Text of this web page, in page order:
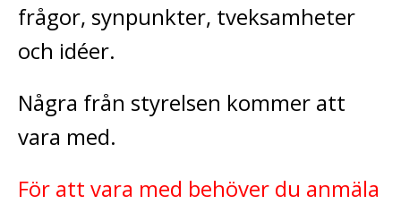
frågor, synpunkter, tveksamheter
och idéer.
Några från styrelsen kommer att
vara med.
För att vara med behöver du anmäla